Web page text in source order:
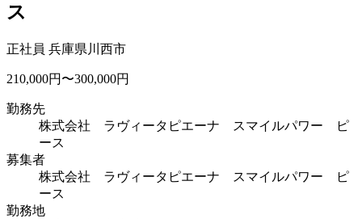
ス
正社員 兵庫県川西市
210,000円〜300,000円
勤務先
株式会社 ラヴィータピエーナ スマイルパワー ピ
ース
募集者
株式会社 ラヴィータピエーナ スマイルパワー ピ
ース
勤務地